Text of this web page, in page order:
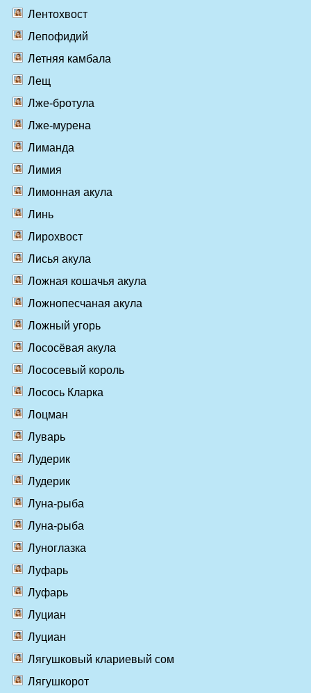
Лентохвост
Лепофидий
Летняя камбала
Лещ
Лже-бротула
Лже-мурена
Лиманда
Лимия
Лимонная акула
Линь
Лирохвост
Лисья акула
Ложная кошачья акула
Ложнопесчаная акула
Ложный угорь
Лососёвая акула
Лососевый король
Лосось Кларка
Лоцман
Луварь
Лудерик
Лудерик
Луна-рыба
Луна-рыба
Луноглазка
Луфарь
Луфарь
Луциан
Луциан
Лягушковый клариевый сом
Лягушкорот